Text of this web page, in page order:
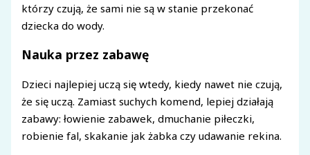
którzy czują, że sami nie są w stanie przekonać
dziecka do wody.
Nauka przez zabawę
Dzieci najlepiej uczą się wtedy, kiedy nawet nie czują,
że się uczą. Zamiast suchych komend, lepiej działają
zabawy: łowienie zabawek, dmuchanie piłeczki,
robienie fal, skakanie jak żabka czy udawanie rekina.